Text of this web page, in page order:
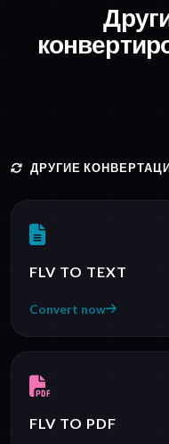
ДРУГИЕ
FLV TO TEXT
Convert now
FLV TO PDF